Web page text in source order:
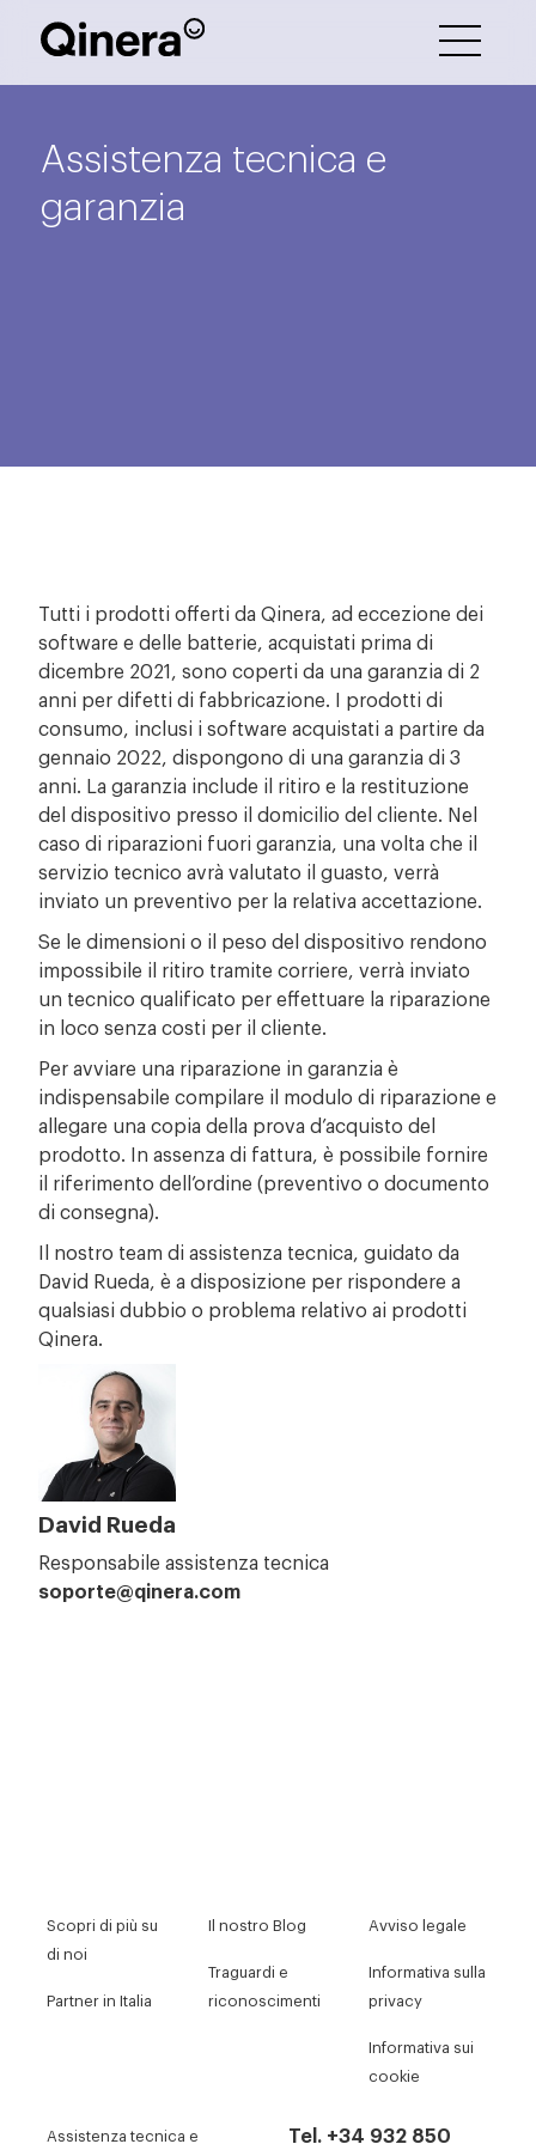
Assistenza tecnica e
garanzia
Tutti i prodotti offerti da Qinera, ad eccezione dei
software e delle batterie, acquistati prima di
dicembre 2021, sono coperti da una garanzia di 2
anni per difetti di fabbricazione. I prodotti di
consumo, inclusi i software acquistati a partire da
gennaio 2022, dispongono di una garanzia di 3
anni. La garanzia include il ritiro e la restituzione
del dispositivo presso il domicilio del cliente. Nel
caso di riparazioni fuori garanzia, una volta che il
servizio tecnico avrà valutato il guasto, verrà
inviato un preventivo per la relativa accettazione.
Se le dimensioni o il peso del dispositivo rendono
impossibile il ritiro tramite corriere, verrà inviato
un tecnico qualificato per effettuare la riparazione
in loco senza costi per il cliente.
Per avviare una riparazione in garanzia è
indispensabile compilare il modulo di riparazione e
allegare una copia della prova d’acquisto del
prodotto. In assenza di fattura, è possibile fornire
il riferimento dell’ordine (preventivo o documento
di consegna).
Il nostro team di assistenza tecnica, guidato da
David Rueda, è a disposizione per rispondere a
qualsiasi dubbio o problema relativo ai prodotti
Qinera.
David Rueda
Responsabile assistenza tecnica
soporte@qinera.com
Scopri di più su
di noi
Partner in Italia
Il nostro Blog
Traguardi e
riconoscimenti
Avviso legale
Informativa sulla
privacy
Informativa sui
cookie
Assistenza tecnica e Tel. +34 932 850